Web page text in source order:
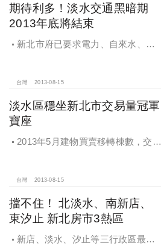
期待利多！淡水交通黑暗期
2013年底將結束
新北市府已要求電力、自來水、污
台灣 2013-08-15
淡水區穩坐新北市交易量冠軍
寶座
2013年5月建物買賣移轉棟數，交易
台灣 2013-08-15
擋不住！ 北淡水、南新店、
東汐止 新北房市3熱區
新店、淡水、汐止等三行政區最為